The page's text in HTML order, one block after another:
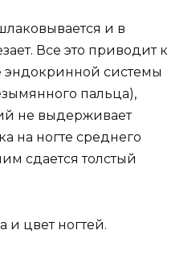
и в
Все это приводит к
эндокринной системы
пальца),
не выдерживает
на ногте среднего
сдается толстый
цвет ногтей.